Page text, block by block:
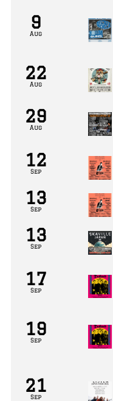
9
Aug
22
Aug
29
Aug
12
Sep
13
Sep
13
Sep
17
Sep
19
Sep
21
Sep